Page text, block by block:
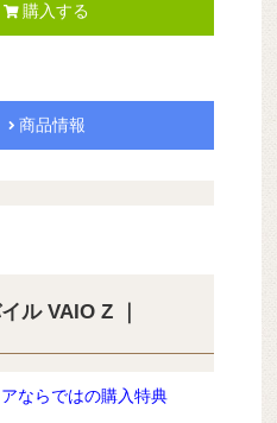
購入する
商品情報
ル VAIO Z ｜
ならではの購入特典